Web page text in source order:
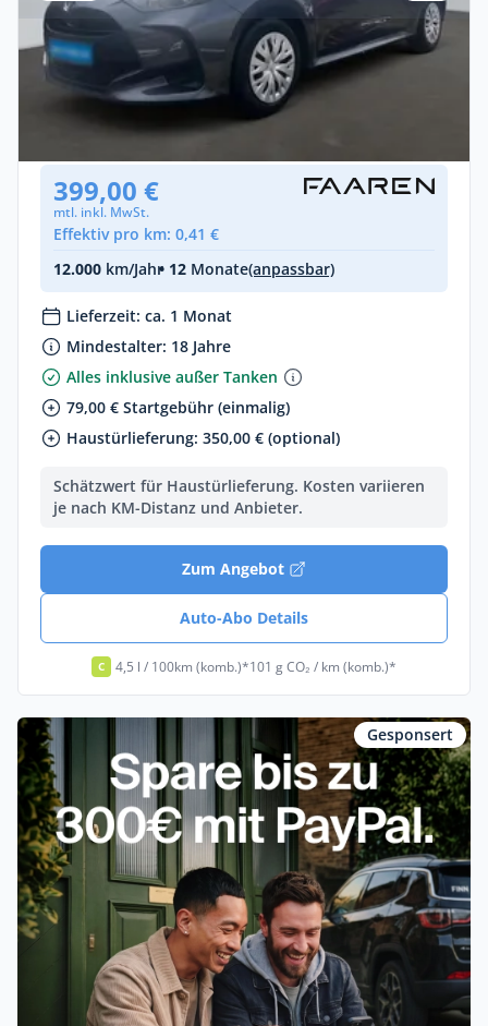
Privat & Gewerbe
Toyota Yaris Comfort
72 PS (53 kW)
Gebraucht(9.200 km)• EZ: 01/2023
399,00 €
mtl. inkl. MwSt.
Effektiv pro km: 0,41 €
12.000 km/Jahr• 12 Monate(anpassbar)
Lieferzeit: ca. 1 Monat
Mindestalter: 18 Jahre
Alles inklusive außer Tanken
79,00 € Startgebühr (einmalig)
Haustürlieferung: 350,00 € (optional)
Schätzwert für Haustürlieferung. Kosten variieren
je nach KM-Distanz und Anbieter.
Zum Angebot
Auto-Abo Details
C 4,5 l / 100km (komb.)*101 g CO₂ / km (komb.)*
Gesponsert